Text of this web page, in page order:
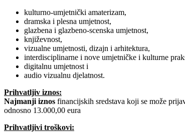
kulturno-umjetnički amaterizam,
dramska i plesna umjetnost,
glazbena i glazbeno-scenska umjetnost,
književnost,
vizualne umjetnosti, dizajn i arhitektura,
interdisciplinarne i nove umjetničke i kulturne
digitalnu umjetnost i
audio vizualnu djelatnost.
Prihvatljiv iznos:
Najmanji iznos financijskih sredstava koji se može
odnosno 13.000,00 eura
Prihvatljivi troškovi: